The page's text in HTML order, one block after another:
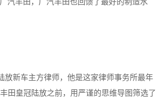
放新车主方律师，他是这家律师事务所最年
田皇冠陆放之前，用严谨的思维导图筛选了